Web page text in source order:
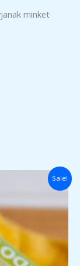
minket
Sale!